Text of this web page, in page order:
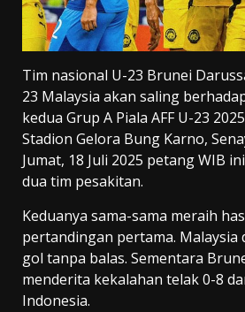
Tim nasional U-23 Brunei
23 Malaysia akan saling
kedua Grup A Piala AFF U-23
Stadion Gelora Bung Karno,
Jumat, 18 Juli 2025 petang WIB
dua tim pesakitan.
Keduanya sama-sama meraih
pertandingan pertama. Malaysia
gol tanpa balas. Sementara
menderita kekalahan telak 0-8
Indonesia.